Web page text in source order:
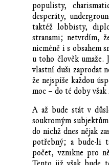
populisty,
desperáty,
taktéž lobbisty,
stranami; netvrdím,
nicméně i s obsahem
u toho člověk umaže.
vlastní duši zaprodat
že nejspíše každou
moc – do té doby
A až bude stát v
soukromým
do nichž dnes nějak
potřebný; a bude-li
počet, vznikne pro